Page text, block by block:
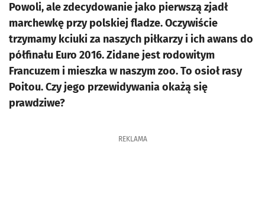
Powoli, ale zdecydowanie jako pierwszą zjadł
marchewkę przy polskiej fladze. Oczywiście
trzymamy kciuki za naszych piłkarzy i ich awans do
półfinału Euro 2016. Zidane jest rodowitym
Francuzem i mieszka w naszym zoo. To osioł rasy
Poitou. Czy jego przewidywania okażą się
prawdziwe?
REKLAMA